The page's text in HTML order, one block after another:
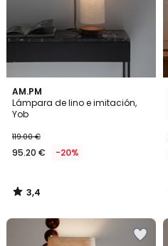
AM.PM
Lámpara de lino e imitación,
Yob
119.00 €
95.20 € -20%
3,4
/ 5
3,4
/